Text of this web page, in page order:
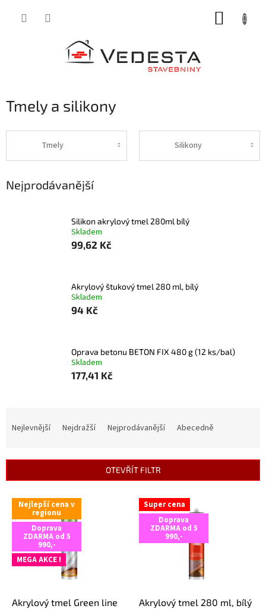
Tmely a silikony
Tmely Silikony
Nejprodávanější
Silikon akrylový tmel 280ml bílý
Skladem
99,62 Kč
Akrylový štukový tmel 280 ml, bílý
Skladem
94 Kč
Oprava betonu BETON FIX 480 g (12 ks/bal)
Skladem
177,41 Kč
í
Nejlevnější Nejdražší Nejprodávanější Abecedně
OTEVŘÍT FILTR
V
p
p
Nejlepší cena v
regionu
Doprava
ZDARMA od 5
990,-
MEGA AKCE !
Akrylový tmel Green line
Super cena
Doprava
ZDARMA od 5
990,-
Akrylový tmel 280 ml, bílý